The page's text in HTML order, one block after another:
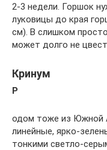
2-3 недели. Горшок
луковицы до края
см). В слишком
может долго не
Кринум
Р
одом тоже из Южной
линейные, ярко-
тонкими светло-